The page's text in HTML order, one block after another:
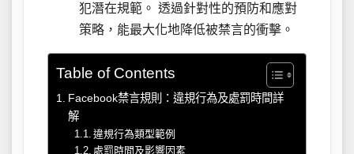
犯潛在規範。 透過針對性的預防和應對
策略，能最大化地降低被禁言的衝擊。
Table of Contents
Facebook禁言規則：違規行為及處罰時間詳
解
違規行為類型範例
處罰時間及影響因素